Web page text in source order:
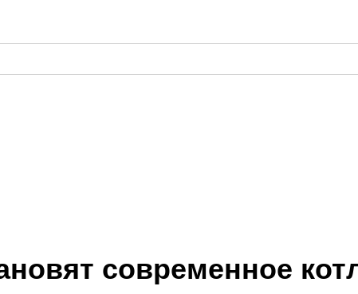
современное